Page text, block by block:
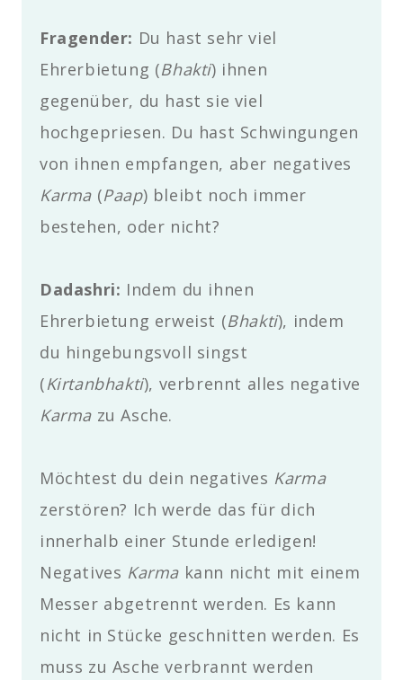
Fragender: Du hast sehr viel
Ehrerbietung (Bhakti) ihnen
gegenüber, du hast sie viel
hochgepriesen. Du hast Schwingungen
von ihnen empfangen, aber negatives
Karma (Paap) bleibt noch immer
bestehen, oder nicht?
Dadashri: Indem du ihnen
Ehrerbietung erweist (Bhakti), indem
du hingebungsvoll singst
(Kirtanbhakti), verbrennt alles negative
Karma zu Asche.
Möchtest du dein negatives Karma
zerstören? Ich werde das für dich
innerhalb einer Stunde erledigen!
Negatives Karma kann nicht mit einem
Messer abgetrennt werden. Es kann
nicht in Stücke geschnitten werden. Es
muss zu Asche verbrannt werden